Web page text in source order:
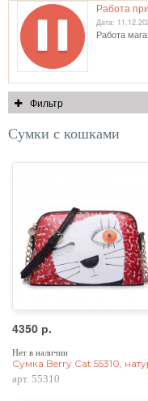
Работа
Дата:
Работа
Фильтр
Сумки с кошками
4350 р.
Нет в наличии
Сумка Berry Cat 55310,
арт. 55310